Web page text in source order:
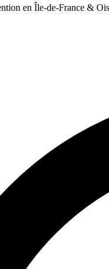
en Île-de-France &